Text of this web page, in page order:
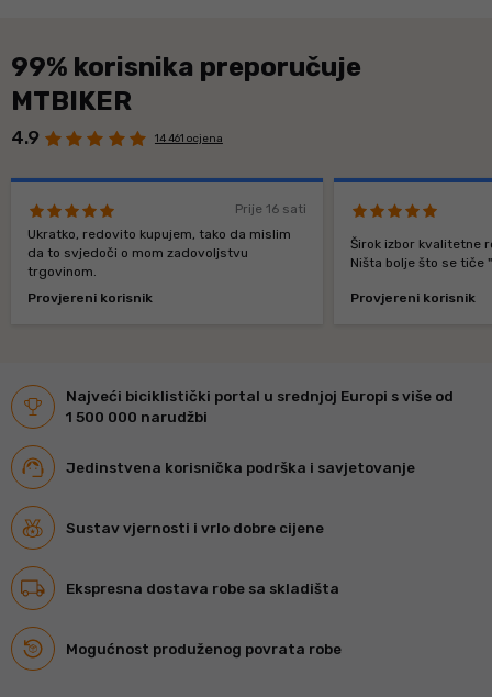
99% korisnika preporučuje
MTBIKER
4.9 14 461 ocjena
Prije 16 sati
Ukratko, redovito kupujem, tako da mislim
da to svjedoči o mom zadovoljstvu
trgovinom.
Provjereni korisnik
Širok izbor kvalitetne
Ništa bolje što se tiče
Provjereni korisnik
Najveći biciklistički portal u srednjoj Europi s više od
1 500 000 narudžbi
Jedinstvena korisnička podrška i savjetovanje
Sustav vjernosti i vrlo dobre cijene
Ekspresna dostava robe sa skladišta
Mogućnost produženog povrata robe